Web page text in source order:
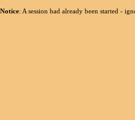
Notice: A session had already been started -